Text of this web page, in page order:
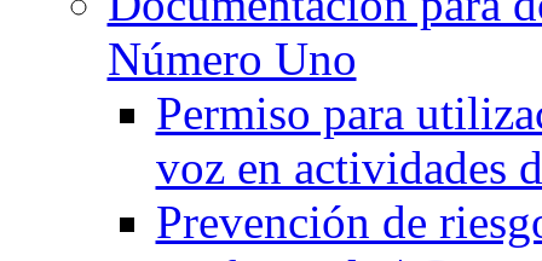
Número Uno
Permiso para
voz en actividades
Prevención de